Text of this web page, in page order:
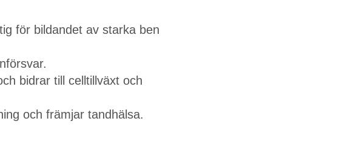
för bildandet av starka ben
bidrar till celltillväxt och
och främjar tandhälsa.